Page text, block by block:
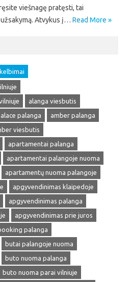
viešnagę pratęsti, tai
Atvykus į… Read More »
alanga viesbutis
palanga
amber palanga
viesbutis
apartamentai palanga
apartamentai palangoje nuoma
apartamentų nuoma palangoje
apgyvendinimas klaipedoje
apgyvendinimas palanga
apgyvendinimas prie juros
palanga
butai palangoje nuoma
buto nuoma palanga
buto nuoma parai vilniuje